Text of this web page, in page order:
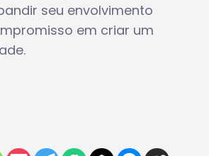
seu envolvimento
em criar um